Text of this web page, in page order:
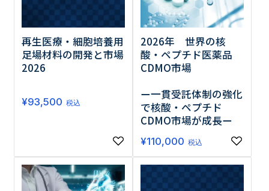
調査の種類で選ぶ
リセット 検索する
再生医療・細胞培養用
足場材料の開発と市場
2026
¥93,500 税込
2026年 世界の核
酸・ペプチド医薬品
CDMO市場
ー一貫受託体制の強化
で核酸・ペプチド
CDMO市場が成長ー
¥110,000 税込